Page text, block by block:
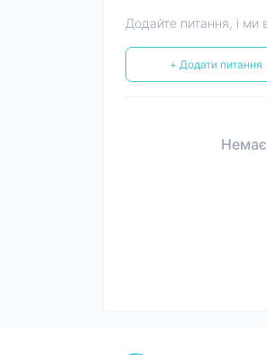
Додайте питання, і ми
+ Додати питання
Немає